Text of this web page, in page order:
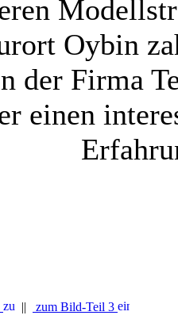
Oybin
der Firma
einen
|| zum Bild-Teil 3